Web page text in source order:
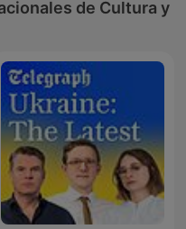
de Cultura y